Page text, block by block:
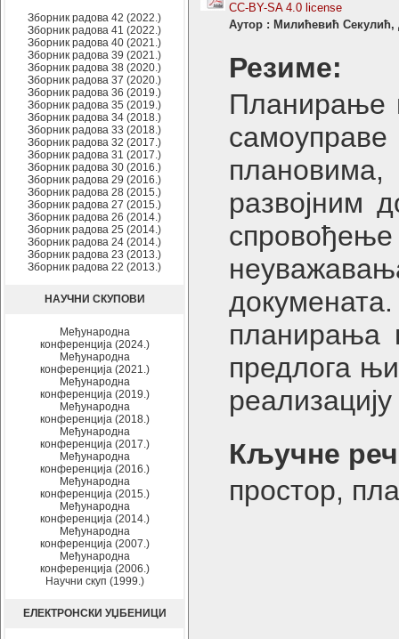
Зборник радова 42 (2022.)
Зборник радова 41 (2022.)
Зборник радова 40 (2021.)
Зборник радова 39 (2021.)
Зборник радова 38 (2020.)
Зборник радова 37 (2020.)
Зборник радова 36 (2019.)
Зборник радова 35 (2019.)
Зборник радова 34 (2018.)
Зборник радова 33 (2018.)
Зборник радова 32 (2017.)
Зборник радова 31 (2017.)
Зборник радова 30 (2016.)
Зборник радова 29 (2016.)
Зборник радова 28 (2015.)
Зборник радова 27 (2015.)
Зборник радова 26 (2014.)
Зборник радова 25 (2014.)
Зборник радова 24 (2014.)
Зборник радова 23 (2013.)
Зборник радова 22 (2013.)
НАУЧНИ СКУПОВИ
Међународна
конференција (2024.)
Међународна
конференција (2021.)
Међународна
конференција (2019.)
Међународна
конференција (2018.)
Међународна
конференција (2017.)
Међународна
конференција (2016.)
Међународна
конференција (2015.)
Међународна
конференција (2014.)
Међународна
конференција (2007.)
Међународна
конференција (2006.)
Научни скуп (1999.)
ЕЛЕКТРОНСКИ УЏБЕНИЦИ
CC-BY-SA 4.0 license
Аутор : Милићевић Секулић,
Резиме:
Планирање
самоуправе
развојним
планирања
предлога
Кључне
простор,